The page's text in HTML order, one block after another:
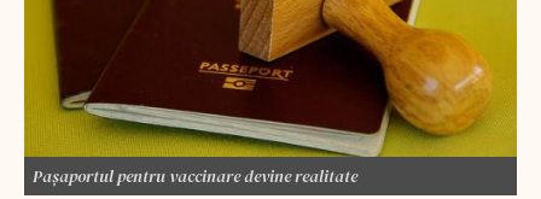
Pașaportul pentru vaccinare devine realitate